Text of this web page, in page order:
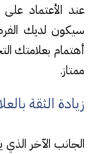
عند الأعتماد على
سيكون لديك
أهتمام بعلامتك
ممتاز.
زيادة الثقة
الجانب الآخر